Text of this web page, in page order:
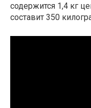
содержится 1,4 кг
составит 350